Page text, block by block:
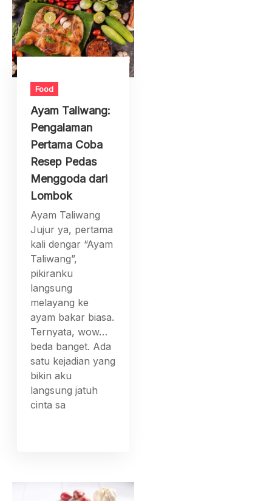
Food
Ayam Taliwang:
Pengalaman
Pertama Coba
Resep Pedas
Menggoda dari
Lombok
Ayam Taliwang
Jujur ya, pertama
kali dengar “Ayam
Taliwang”,
pikiranku
langsung
melayang ke
ayam bakar biasa.
Ternyata, wow…
beda banget. Ada
satu kejadian yang
bikin aku
langsung jatuh
cinta sa